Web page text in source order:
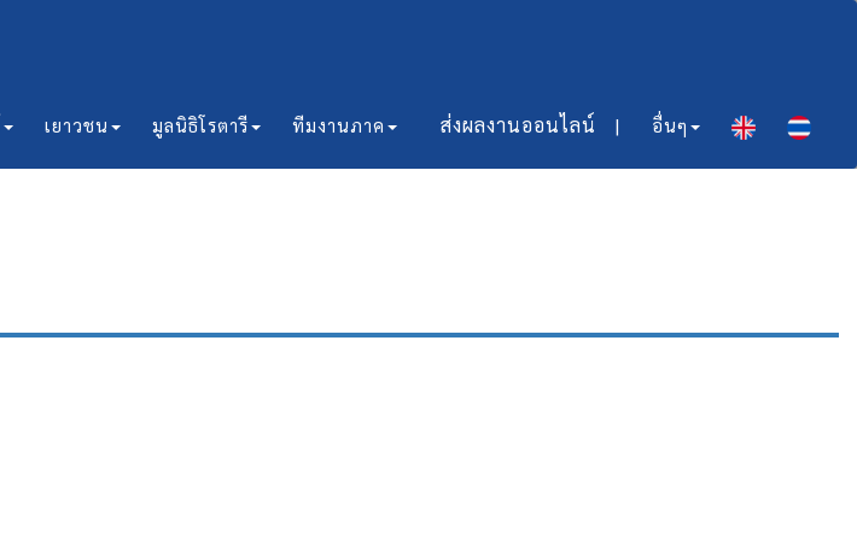
เยาวชน มูลนิธิโรตารี ทีมงานภาค ส่งผลงานออนไลน์​ | อื่นๆ